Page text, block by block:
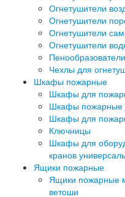
Огнетушители
Огнетушители
Огнетушители
Огнетушители
Чехлы для
Шкафы пожарные
Шкафы для
Шкафы пожарные
Шкафы для
Ключницы
Шкафы для
кранов
Ящики пожарные
Ящики пожарные
ветоши